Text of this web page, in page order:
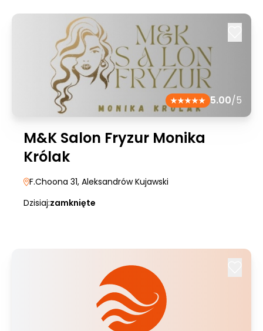
5.00/5
M&K Salon Fryzur Monika
Królak
F.Choona 31, Aleksandrów Kujawski
Dzisiaj:zamknięte